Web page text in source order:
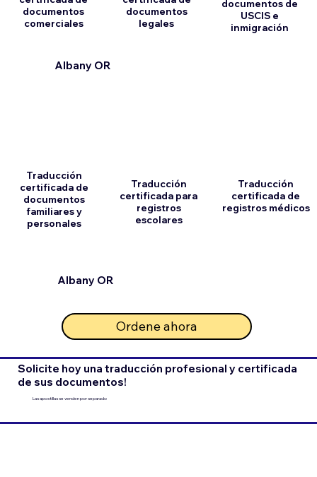
Albany OR
documentos
comerciales
Traducción
certificada de
documentos
familiares y
personales
documentos
legales
Traducción
certificada para
registros
escolares
Ordene ahora
Albany OR
documentos de
USCIS e
inmigración
Traducción
certificada de
registros médicos
Solicite hoy una traducción profesional y certificada
de sus documentos!
Las apostillas se venden por separado